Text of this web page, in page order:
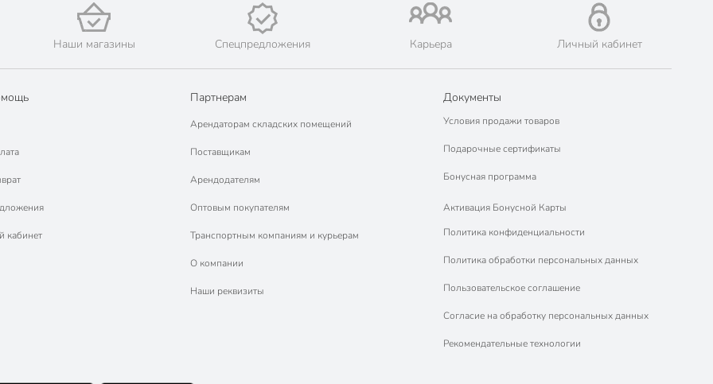
Наши магазины Спецпредложения Карьера Личный кабинет
кабинет
Партнерам
Арендаторам складских помещений
Поставщикам
Арендодателям
Оптовым покупателям
Транспортным компаниям и курьерам
О компании
Наши реквизиты
Документы
Условия продажи товаров
Подарочные сертификаты
Бонусная программа
Активация Бонусной Карты
Политика конфиденциальности
Политика обработки персональных данных
Пользовательское соглашение
Согласие на обработку персональных данных
Рекомендательные технологии